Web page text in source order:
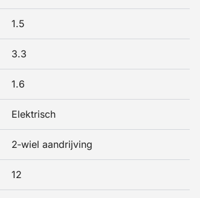
1.5
3.3
1.6
Elektrisch
2‑wiel aandrijving
12